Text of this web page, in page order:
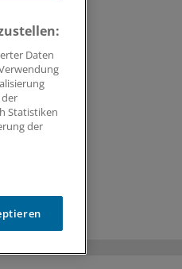
Daten
Statistiken
der